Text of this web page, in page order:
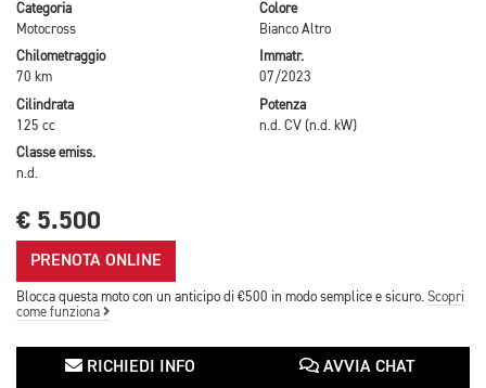
Categoria
Motocross
Colore
Bianco Altro
Chilometraggio
70 km
Immatr.
07/2023
Cilindrata
125 cc
Potenza
n.d. CV (n.d. kW)
Classe emiss.
n.d.
€ 5.500
PRENOTA ONLINE
Blocca questa moto con un anticipo di €500 in modo semplice e sicuro. Scopri
come funziona
RICHIEDI INFO AVVIA CHAT